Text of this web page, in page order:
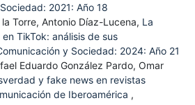
2021: Año 18
Torre, Antonio Díaz-Lucena, La
TikTok: análisis de sus
y Sociedad: 2024: Año 21
Eduardo González Pardo, Omar
y fake news en revistas
de Iberoamérica ,